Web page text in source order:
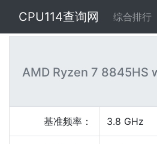
CPU114查询网 综合排行
AMD Ryzen 7 8845HS
基准频率： 3.8 GHz